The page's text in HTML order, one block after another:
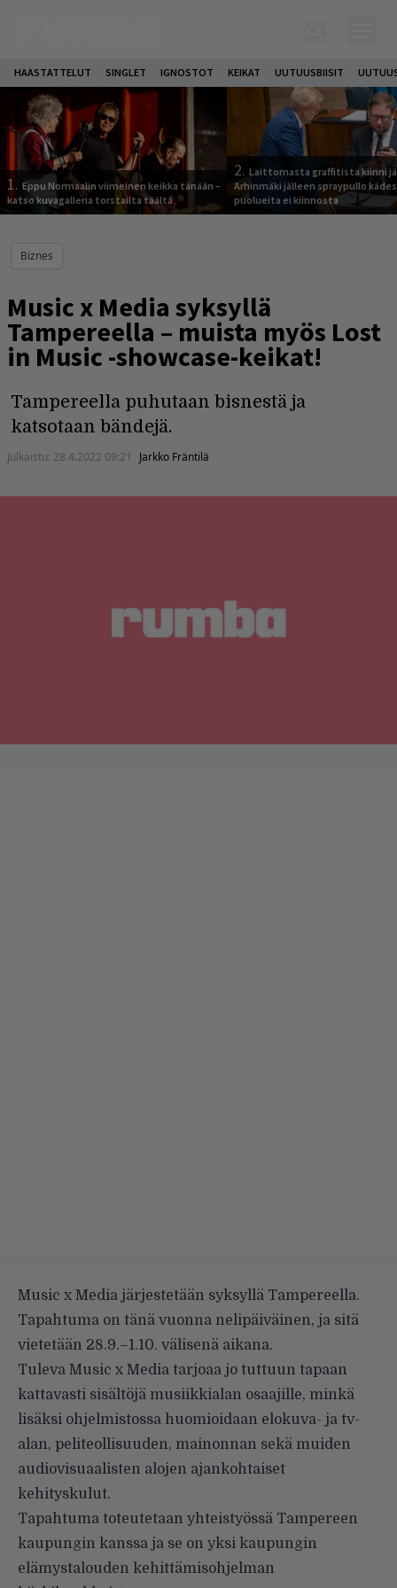
HAASTATTELUT SINGLET IGNOSTOT KEIKAT UUTUUSBIISIT
1. Eppu Normaalin viimeinen keikka tänään –
katso kuvagalleria torstailta täältä
2. Laittomasta graffitista kiinni
Arhinmäki jälleen spraypullo
puolueita ei kiinnosta
Biznes
Music x Media syksyllä
Tampereella – muista myös Lost
in Music -showcase-keikat!
Tampereella puhutaan bisnestä ja
katsotaan bändejä.
Julkaistu: 28.4.2022 09:21 Jarkko Fräntilä
Music x Media järjestetään syksyllä Tampereella.
Tapahtuma on tänä vuonna nelipäiväinen, ja sitä
vietetään 28.9.–1.10. välisenä aikana.
Tuleva Music x Media tarjoaa jo tuttuun tapaan
kattavasti sisältöjä musiikkialan osaajille, minkä
lisäksi ohjelmistossa huomioidaan elokuva- ja tv-
alan, peliteollisuuden, mainonnan sekä muiden
audiovisuaalisten alojen ajankohtaiset
kehityskulut.
Tapahtuma toteutetaan yhteistyössä Tampereen
kaupungin kanssa ja se on yksi kaupungin
elämystalouden kehittämisohjelman